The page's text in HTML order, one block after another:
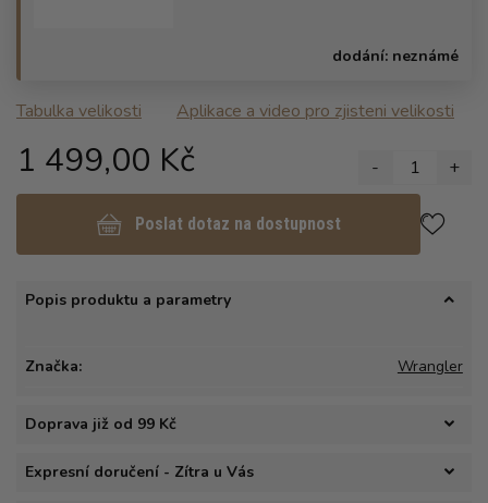
dodání: neznámé
Tabulka velikosti Aplikace a video pro zjisteni velikosti
1 499,00 Kč - 1 +
Poslat dotaz na dostupnost
Popis produktu a parametry
Značka: Wrangler
Doprava již od 99 Kč
Expresní doručení - Zítra u Vás